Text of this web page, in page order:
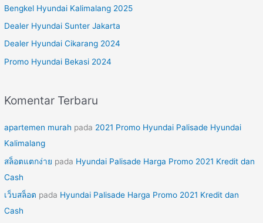
u
k
:
Bengkel Hyundai Kalimalang 2025
Dealer Hyundai Sunter Jakarta
Dealer Hyundai Cikarang 2024
Promo Hyundai Bekasi 2024
Komentar Terbaru
apartemen murah pada 2021 Promo Hyundai Palisade Hyundai
Kalimalang
สล็อตแตกง่าย pada Hyundai Palisade Harga Promo 2021 Kredit dan
Cash
เว็บสล็อต pada Hyundai Palisade Harga Promo 2021 Kredit dan
Cash